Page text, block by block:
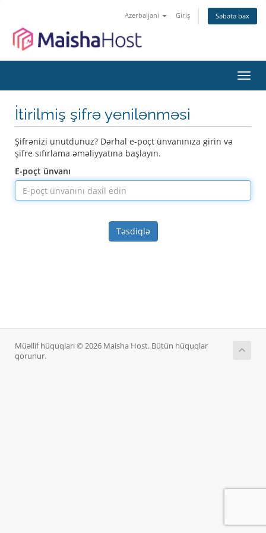
Azerbaijani Giriş Səbətə bax
keçid
İtirilmiş şifrə yenilənməsi
Şifrənizi unutdunuz? Dərhal e-poçt ünvanınıza girin və
şifre sıfırlama əməliyyatına başlayın.
E-poçt ünvanı
Təsdiqlə
Müəllif hüquqları © 2026 Maisha Host. Bütün hüquqlar
qorunur.